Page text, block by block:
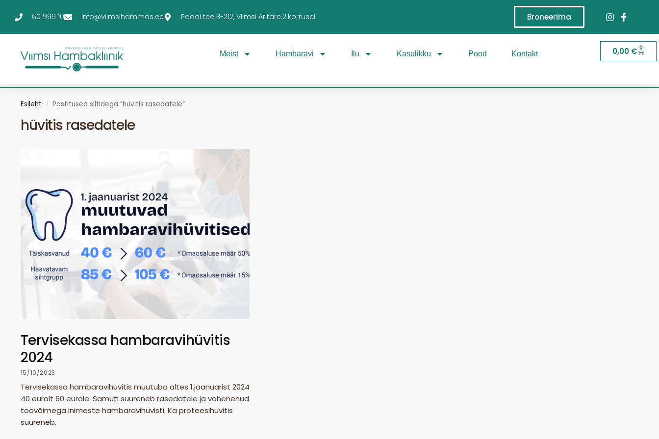
60 999 10 Info@viimsihammas.ee Paadi tee 3-212, Viimsi Äritare.2.korrusel Broneerima
Meist Hambaravi Ilu Kasulikku Pood Kontakt 0,00 € 0
Esileht / Postitused siltidega “hüvitis rasedatele”
hüvitis rasedatele
Tervisekassa hambaravihüvitis
2024
15/10/2023
Tervisekassa hambaravihüvitis muutuba altes 1.jaanuarist 2024
40 eurolt 60 eurole. Samuti suureneb rasedatele ja vähenenud
töövõimega inimeste hambaravihüvisti. Ka proteesihüvitis
suureneb.